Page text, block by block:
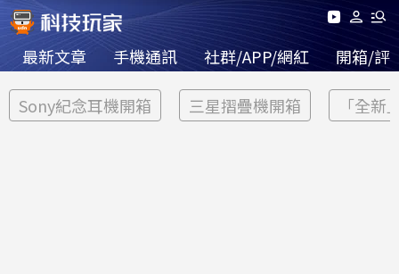
最新文章 手機通訊 社群/APP/網紅 開箱/評
Sony紀念耳機開箱 三星摺疊機開箱 「全新